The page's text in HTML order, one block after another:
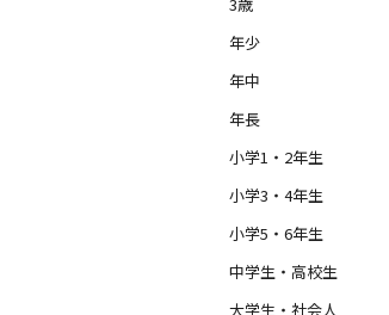
年少
年中
年長
小学1・2年生
小学3・4年生
小学5・6年生
中学生・高校生
大学生・社会人